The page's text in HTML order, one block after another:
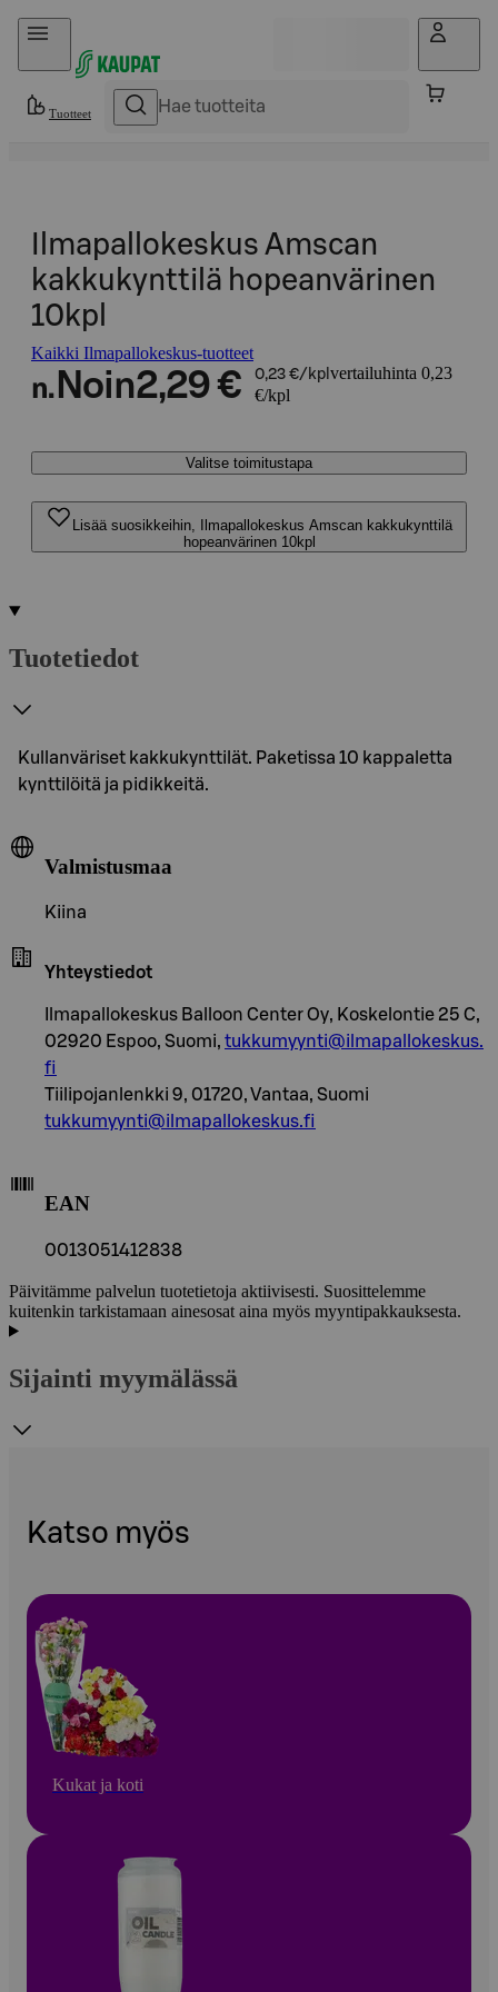
Hyppää sisältöön
Tuotteet
Ilmapallokeskus Amscan
kakkukynttilä hopeanvärinen
10kpl
Kaikki Ilmapallokeskus-tuotteet
n. Noin2,29 € 0,23 €/kpl vertailuhinta 0,23
€/kpl
Valitse toimitustapa
Lisää suosikkeihin, Ilmapallokeskus Amscan kakkukynttilä
hopeanvärinen 10kpl
Tuotetiedot
Kullanväriset kakkukynttilät. Paketissa 10 kappaletta
kynttilöitä ja pidikkeitä.
Valmistusmaa
Kiina
Yhteystiedot
Ilmapallokeskus Balloon Center Oy, Koskelontie 25 C,
02920 Espoo, Suomi, tukkumyynti@ilmapallokeskus.
fi
Tiilipojanlenkki 9, 01720, Vantaa, Suomi
tukkumyynti@ilmapallokeskus.fi
EAN
0013051412838
Päivitämme palvelun tuotetietoja aktiivisesti. Suosittelemme
kuitenkin tarkistamaan ainesosat aina myös myyntipakkauksesta.
Sijainti myymälässä
Katso myös
Kukat ja koti